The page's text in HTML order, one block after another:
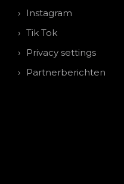
Instagram
Tik Tok
Privacy settings
Partnerberichten